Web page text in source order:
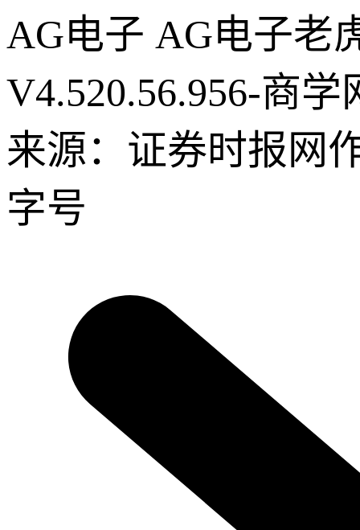
AG电子 AG电子老
V4.520.56.956-商学
来源：证券时报网
字号